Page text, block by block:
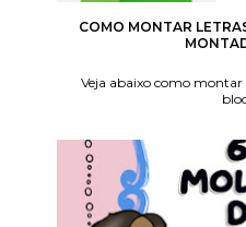
COMO MONTAR
Veja abaixo como